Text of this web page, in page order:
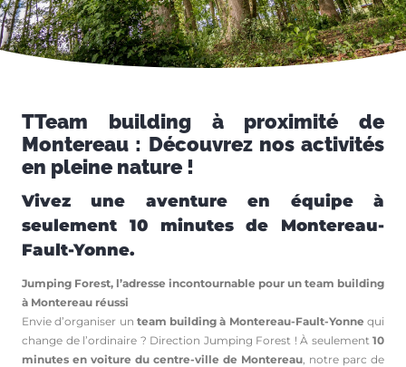
TTeam building à proximité de
Montereau : Découvrez nos activités
en pleine nature !
Vivez une aventure en équipe à
seulement 10 minutes de Montereau-
Fault-Yonne.
Jumping Forest, l’adresse incontournable pour un team building
à Montereau réussi
Envie d’organiser un team building à Montereau-Fault-Yonne qui
change de l’ordinaire ? Direction Jumping Forest ! À seulement 10
minutes en voiture du centre-ville de Montereau, notre parc de